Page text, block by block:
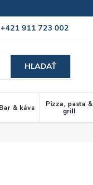
+421 911 723 002
Cookies policy
HĽADAŤ
Bar & káva
Pizza, pasta &
grill